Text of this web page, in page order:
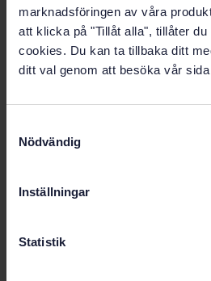
marknadsföringen av våra
att klicka på "Tillåt alla", tillåter du
cookies. Du kan ta tillbaka ditt
ditt val genom att besöka vår
Nödvändig
Inställningar
Statistik
Prenumerera på
PDF
Produktinformation
Språk:
Utsläpp,